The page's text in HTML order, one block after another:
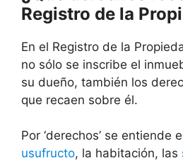
Registro de la
En el Registro de la
no sólo se inscribe el
su dueño, también los
que recaen sobre él.
Por ‘derechos’ se entiende
usufructo, la habitación, las